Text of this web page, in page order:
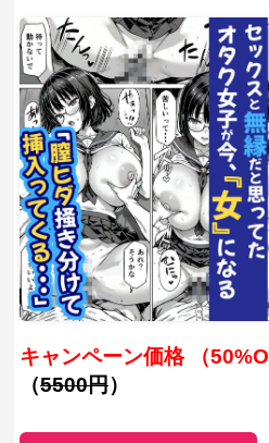
キャンペーン価格 （
（5500円）